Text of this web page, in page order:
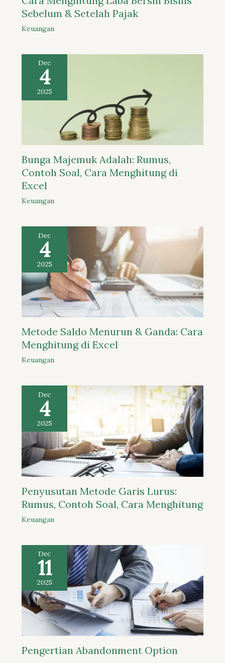
Sebelum & Setelah Pajak
Keuangan
Dec
4
2025
Bunga Majemuk Adalah: Rumus,
Contoh Soal, Cara Menghitung di
Excel
Keuangan
Dec
4
2025
Metode Saldo Menurun & Ganda: Cara
Menghitung di Excel
Keuangan
Dec
4
2025
Penyusutan Metode Garis Lurus:
Rumus, Contoh Soal, Cara Menghitung
Keuangan
Dec
11
2025
Pengertian Abandonment Option